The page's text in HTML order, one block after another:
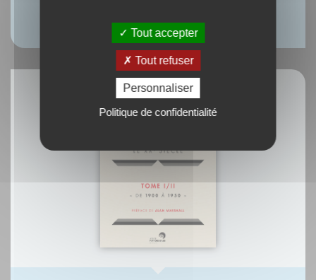
Yves Perrousseaux
Tout accepter
Tout refuser
Personnaliser
Politique de confidentialité